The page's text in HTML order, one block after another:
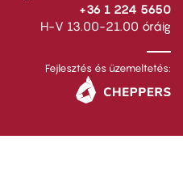
+36 1 224 5650
H-V 13.00-21.00 óráig
Fejlesztés és üzemeltetés: